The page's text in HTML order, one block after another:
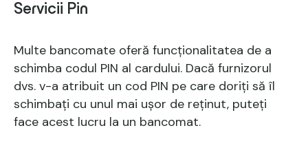
Servicii Pin
Multe bancomate oferă funcționalitatea de a
schimba codul PIN al cardului. Dacă furnizorul
dvs. v-a atribuit un cod PIN pe care doriți să îl
schimbați cu unul mai ușor de reținut, puteți
face acest lucru la un bancomat.